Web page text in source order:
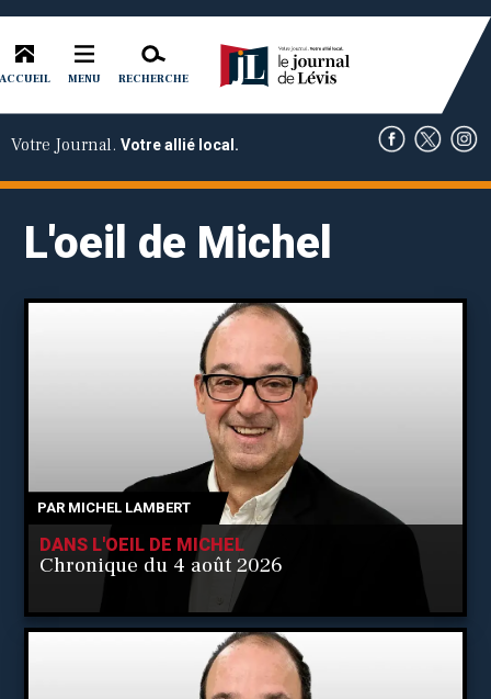
ACCUEIL MENU RECHERCHE
Votre Journal. Votre allié local.
L'oeil de Michel
PAR MICHEL LAMBERT
DANS L'OEIL DE MICHEL
Chronique du 4 août 2026